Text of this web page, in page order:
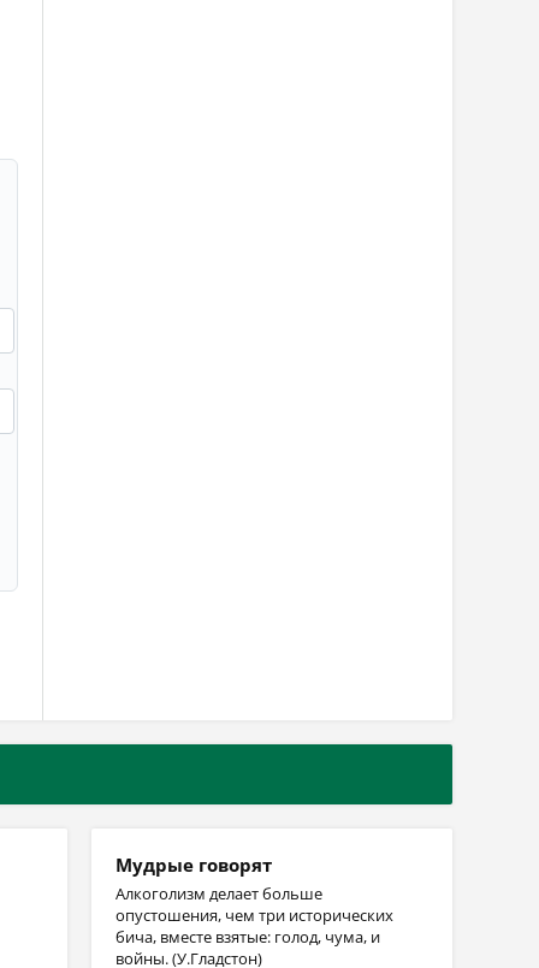
Мудрые говорят
Алкоголизм делает больше
опустошения, чем три исторических
бича, вместе взятые: голод, чума, и
войны. (У.Гладстон)